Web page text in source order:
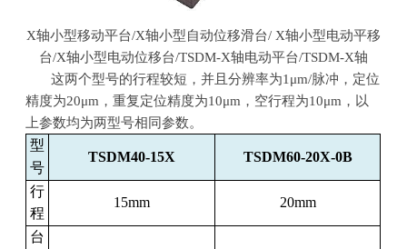
X轴小型移动平台/X轴小型自动位移滑台/ X轴小型电动平移
台/X轴小型电动位移台/TSDM-X轴电动平台/TSDM-X轴
这两个型号的行程较短，并且分辨率为1 μm/脉冲，定位
精度为20μm ，重复定位精度为10μm ，空行程为10μm ，以
上参数均为两型号相同参数。
型
号
TSDM40-15X TSDM60-20X-0B
行
程
15mm 20mm
台